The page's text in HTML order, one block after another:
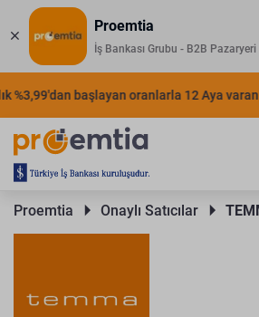
Proemtia
İş Bankası Grubu - B2B Pazaryeri
başlayan oranlarla 12 Aya varan
Proemtia Onaylı Satıcılar